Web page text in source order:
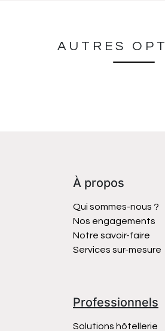
AUTRES
Professionnels
Solutions hôtellerie
À propos
Qui sommes-nous ?
Nos engagements
Notre savoir-faire
Services sur-mesure